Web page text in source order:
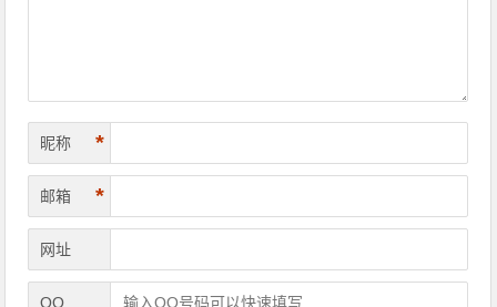
昵称 *
邮箱 *
网址
QQ